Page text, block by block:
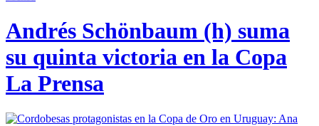
Andrés Schönbaum (h) suma
su quinta victoria en la Copa
La Prensa